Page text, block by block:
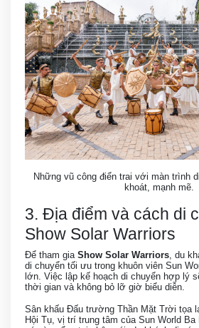
Những vũ công điển trai với màn trình
khoát, mạnh mẽ.
3. Địa điểm và cách di
Show Solar Warriors
Để tham gia Show Solar Warriors, du
di chuyển tối ưu trong khuôn viên Sun
lớn. Việc lập kế hoạch di chuyển hợp lý
thời gian và không bỏ lỡ giờ biểu diễn.
Sân khấu Đấu trường Thần Mặt Trời tọa
Hội Tụ, vị trí trung tâm của Sun World